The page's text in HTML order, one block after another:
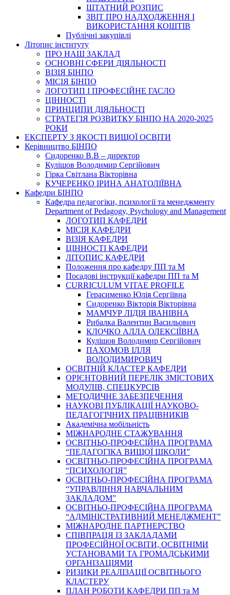
ШТАТНИЙ РОЗПИС
ЗВІТ ПРО НАДХОДЖЕННЯ І
ВИКОРИСТАННЯ КОШТІВ
Публічні закупівлі
Літопис інституту
ПРО НАШ ЗАКЛАД
ОСНОВНІ СФЕРИ ДІЯЛЬНОСТІ
ВІЗІЯ БІНПО
МІСІЯ БІНПО
ЛОГОТИП І ПРОФЕСІЙНЕ ГАСЛО
ЦІННОСТІ
ПРИНЦИПИ ДІЯЛЬНОСТІ
СТРАТЕГІЯ РОЗВИТКУ БІНПО НА 2020-2025
РОКИ
ЕКСПЕРТУ З ЯКОСТІ ВИЩОЇ ОСВІТИ
Керівництво БІНПО
Сидоренко В.В – директор
Кулішов Володимир Сергійович
Гірка Світлана Вікторівна
КУЧЕРЕНКО ІРИНА АНАТОЛІЇВНА
Кафедри БІНПО
Кафедра педагогіки, психології та менеджменту
Department of Pedagogy, Psychology and Management
ЛОГОТИП КАФЕДРИ
МІСІЯ КАФЕДРИ
ВІЗІЯ КАФЕДРИ
ЦІННОСТІ КАФЕДРИ
ЛІТОПИС КАФЕДРИ
Положення про кафедру ПП та М
Посадові інструкції кафедри ПП та М
CURRICULUM VITAE PROFILE
Герасименко Юлія Сергіївна
Сидоренко Вікторія Вікторівна
МАМЧУР ЛІДІЯ ІВАНІВНА
Рибалка Валентин Васильович
КЛОЧКО АЛЛА ОЛЕКСІЇВНА
Кулішов Володимир Сергійович
ПАХОМОВ ІЛЛЯ
ВОЛОДИМИРОВИЧ
ОСВІТНІЙ КЛАСТЕР КАФЕДРИ
ОРІЄНТОВНИЙ ПЕРЕЛІК ЗМІСТОВИХ
МОДУЛІВ, СПЕЦКУРСІВ
МЕТОДИЧНЕ ЗАБЕЗПЕЧЕННЯ
НАУКОВІ ПУБЛІКАЦІЇ НАУКОВО-
ПЕДАГОГІЧНИХ ПРАЦІВНИКІВ
Академічна мобільність
МІЖНАРОДНЕ СТАЖУВАННЯ
ОСВІТНЬО-ПРОФЕСІЙНА ПРОГРАМА
“ПЕДАГОГІКА ВИЩОЇ ШКОЛИ”
ОСВІТНЬО-ПРОФЕСІЙНА ПРОГРАМА
“ПСИХОЛОГІЯ”
ОСВІТНЬО-ПРОФЕСІЙНА ПРОГРАМА
“УПРАВЛІННЯ НАВЧАЛЬНИМ
ЗАКЛАДОМ”
ОСВІТНЬО-ПРОФЕСІЙНА ПРОГРАМА
“АДМІНІСТРАТИВНИЙ МЕНЕДЖМЕНТ”
МІЖНАРОДНЕ ПАРТНЕРСТВО
СПІВПРАЦЯ ІЗ ЗАКЛАДАМИ
ПРОФЕСІЙНОЇ ОСВІТИ, ОСВІТНІМИ
УСТАНОВАМИ ТА ГРОМАДСЬКИМИ
ОРГАНІЗАЦІЯМИ
РИЗИКИ РЕАЛІЗАЦІЇ ОСВІТНЬОГО
КЛАСТЕРУ
ПЛАН РОБОТИ КАФЕДРИ ПП та М